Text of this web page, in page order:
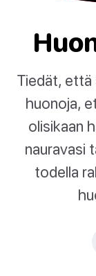
Tiedät, että
huonoja,
olisikaan
nauravasi
todella